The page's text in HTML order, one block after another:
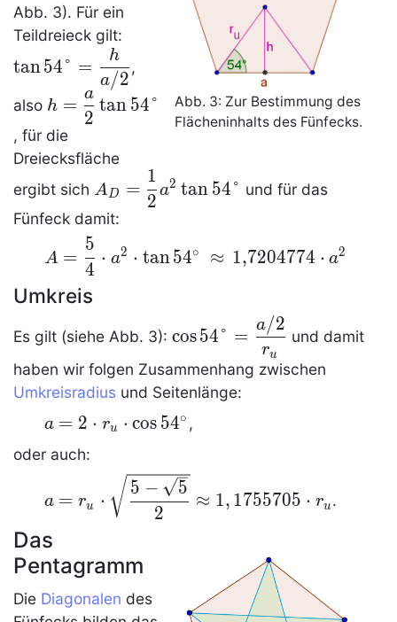
Abb. 3: Zur Bestimmung des
Flächeninhalts des Fünfecks.
Abb. 3). Für ein
Teildreieck gilt:
54°=\dfrac
h { a /2}
tan54° =
a/2
h
,
also h=\dfrac
a 2\tan
54°
h =
2
a
tan 54°
, für die
Dreiecksfläche
ergibt sich
A_D=\dfrac
{1} 2
a^2\tan 54°
AD =
2
1
a2 tan 54° und für das
Fünfeck damit:
A= \dfrac{5}{4}
\cdot a^2 \cdot \tan
54^\circ \,\approx\,
a^2
A =
4
5
⋅ a2 ⋅ tan54∘ ≈ 1,7204774 ⋅ a2
Umkreis
Es gilt (siehe Abb. 3):
\cos
54°=\dfrac
{a/ 2}
{r_u}
cos54° =
ru
a/2
und damit
haben wir folgen Zusammenhang zwischen
Umkreisradius und Seitenlänge:
a=2
\cdot
r_u
\cos
54^\circ
a = 2 ⋅ ru ⋅ cos 54∘ ,
oder auch:
a=r_u \cdot
\sqrt{\dfrac{5
- \sqrt{5}}
{2}} \approx
1,1755705\cdot
r_u
a = ru ⋅
2
5 − 5
≈ 1, 1755705 ⋅ ru.
Das
Pentagramm
Die Diagonalen des